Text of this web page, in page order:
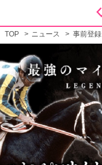
TOP ニュース 事前登録